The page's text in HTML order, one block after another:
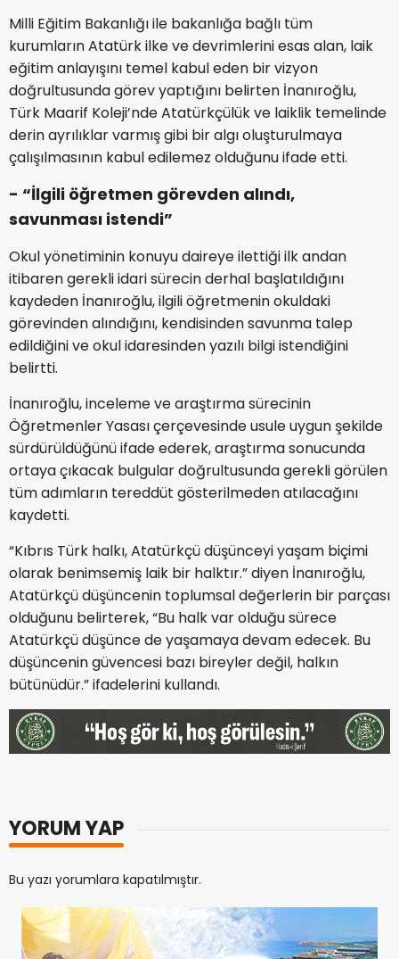
Milli Eğitim Bakanlığı ile bakanlığa bağlı tüm
kurumların Atatürk ilke ve devrimlerini esas alan, laik
eğitim anlayışını temel kabul eden bir vizyon
doğrultusunda görev yaptığını belirten İnanıroğlu,
Türk Maarif Koleji’nde Atatürkçülük ve laiklik temelinde
derin ayrılıklar varmış gibi bir algı oluşturulmaya
çalışılmasının kabul edilemez olduğunu ifade etti.
- “İlgili öğretmen görevden alındı,
savunması istendi”
Okul yönetiminin konuyu daireye ilettiği ilk andan
itibaren gerekli idari sürecin derhal başlatıldığını
kaydeden İnanıroğlu, ilgili öğretmenin okuldaki
görevinden alındığını, kendisinden savunma talep
edildiğini ve okul idaresinden yazılı bilgi istendiğini
belirtti.
İnanıroğlu, inceleme ve araştırma sürecinin
Öğretmenler Yasası çerçevesinde usule uygun şekilde
sürdürüldüğünü ifade ederek, araştırma sonucunda
ortaya çıkacak bulgular doğrultusunda gerekli görülen
tüm adımların tereddüt gösterilmeden atılacağını
kaydetti.
“Kıbrıs Türk halkı, Atatürkçü düşünceyi yaşam biçimi
olarak benimsemiş laik bir halktır.” diyen İnanıroğlu,
Atatürkçü düşüncenin toplumsal değerlerin bir parçası
olduğunu belirterek, “Bu halk var olduğu sürece
Atatürkçü düşünce de yaşamaya devam edecek. Bu
düşüncenin güvencesi bazı bireyler değil, halkın
bütünüdür.” ifadelerini kullandı.
YORUM YAP
Bu yazı yorumlara kapatılmıştır.